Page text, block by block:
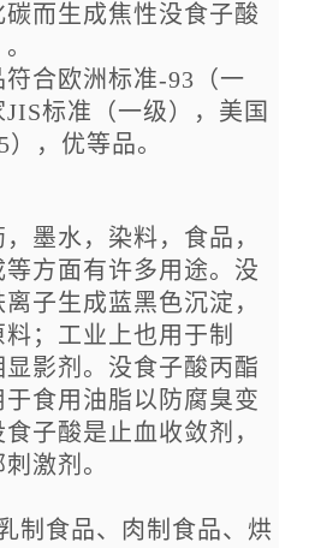
碳而生成焦性没食子酸
合欧洲标准-93（一
标准（一级），美国
，优等品。
墨水，染料，食品，
方面有许多用途。没
子生成蓝黑色沉淀，
；工业上也用于制
影剂。没食子酸丙酯
食用油脂以防腐臭变
子酸是止血收敛剂，
激剂。
制食品、肉制食品、烘